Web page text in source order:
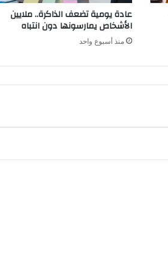
عادة يومية تضعف الذاكرة.. ملايين
الأشخاص يمارسونها دون انتباه
منذ أسبوع واحد